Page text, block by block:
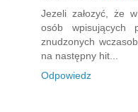
Jezeli załozyć, że
osób wpisujących
znudzonych
na następny hit...
Odpowiedz